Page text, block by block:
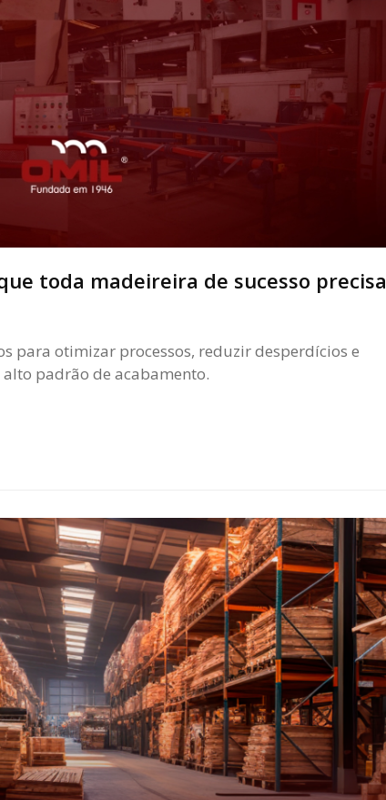
toda madeireira de sucesso precisa
para otimizar processos, reduzir desperdícios e
padrão de acabamento.